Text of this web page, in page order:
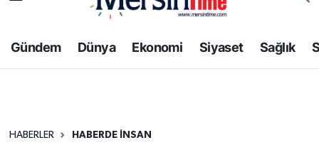
Gündem Dünya Ekonomi Siyaset Sağlık
HABERLER HABERDE INSAN
Dünya
Ekonomi
Tüm Manşetler
Haber Arşivi